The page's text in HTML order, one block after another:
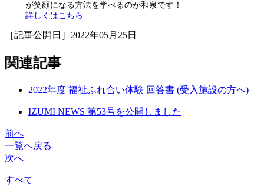
が笑顔になる方法を学べるのが和泉です！
詳しくはこちら
［記事公開日］2022年05月25日
関連記事
2022年度 福祉ふれ合い体験 回答書 (受入施設の方へ)
IZUMI NEWS 第53号を公開しました
前へ
一覧へ戻る
次へ
すべて